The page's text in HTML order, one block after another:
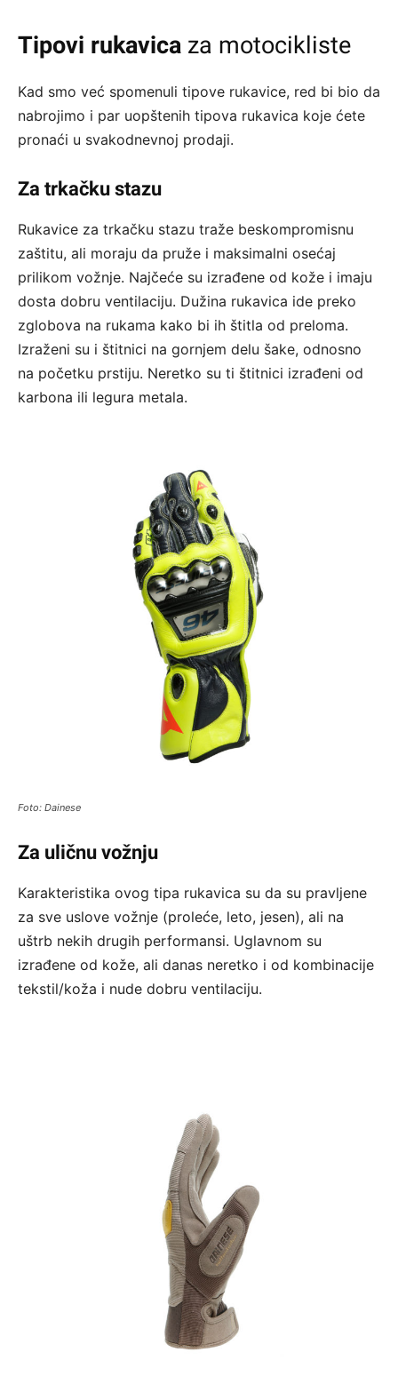
Tipovi rukavica za motocikliste
Kad smo već spomenuli tipove rukavice, red bi bio da
nabrojimo i par uopštenih tipova rukavica koje ćete
pronaći u svakodnevnoj prodaji.
Za trkačku stazu
Rukavice za trkačku stazu traže beskompromisnu
zaštitu, ali moraju da pruže i maksimalni osećaj
prilikom vožnje. Najčeće su izrađene od kože i imaju
dosta dobru ventilaciju. Dužina rukavica ide preko
zglobova na rukama kako bi ih štitla od preloma.
Izraženi su i štitnici na gornjem delu šake, odnosno
na početku prstiju. Neretko su ti štitnici izrađeni od
karbona ili legura metala.
Foto: Dainese
Za uličnu vožnju
Karakteristika ovog tipa rukavica su da su pravljene
za sve uslove vožnje (proleće, leto, jesen), ali na
uštrb nekih drugih performansi. Uglavnom su
izrađene od kože, ali danas neretko i od kombinacije
tekstil/koža i nude dobru ventilaciju.